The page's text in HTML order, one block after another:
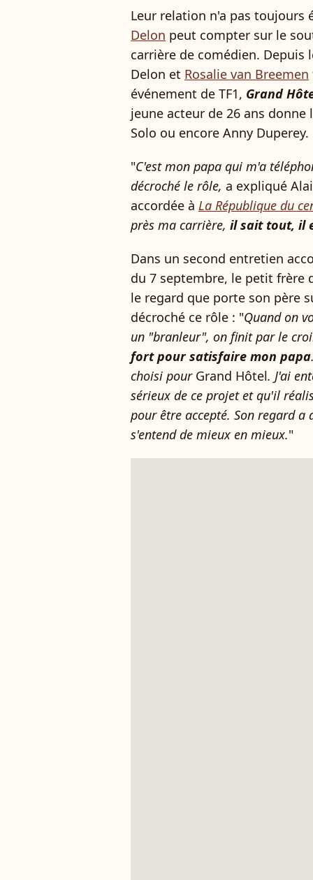
Leur relation n'a pas toujours
Delon peut compter sur le
carrière de comédien. Depuis
Delon et Rosalie van Breemen
événement de TF1, Grand
jeune acteur de 26 ans
Solo ou encore Anny Duperey.
"C'est mon papa qui m'a
décroché le rôle, a expliqué
accordée à La République du
près ma carrière, il sait tout, il
Dans un second entretien
du 7 septembre, le petit frère
le regard que porte son père
décroché ce rôle : "Quand on
un "branleur", on finit par le
fort pour satisfaire mon papa
choisi pour Grand Hôtel. J'ai
sérieux de ce projet et qu'il
pour être accepté. Son regard a
s'entend de mieux en mieux."